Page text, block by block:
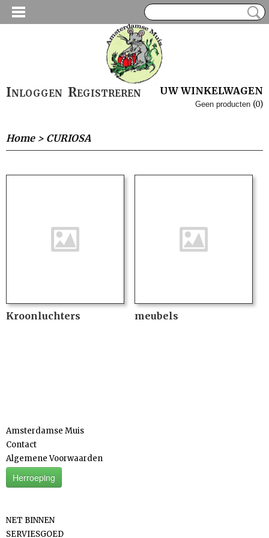
Inloggen Registreren UW WINKELWAGEN
Geen producten (0)
Home> CURIOSA
Kroonluchters meubels
Amsterdamse Muis
Contact
Algemene Voorwaarden
Herroeping
NET BINNEN
SERVIESGOED